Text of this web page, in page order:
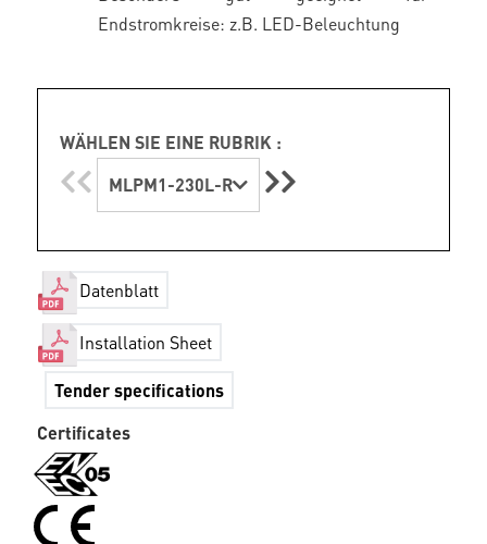
Endstromkreise: z.B. LED-Beleuchtung
WÄHLEN SIE EINE RUBRIK :
MLPM1-230L-R
Datenblatt
Installation Sheet
Tender specifications
Certificates